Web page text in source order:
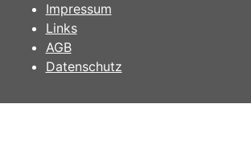
Impressum
Links
AGB
Datenschutz